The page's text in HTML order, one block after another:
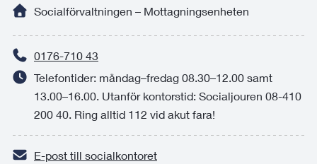
Socialförvaltningen – Mottagningsenheten
0176-710 43
Telefontider: måndag–fredag 08.30–12.00 samt
13.00–16.00. Utanför kontorstid: Socialjouren 08-410
200 40. Ring alltid 112 vid akut fara!
E-post till socialkontoret